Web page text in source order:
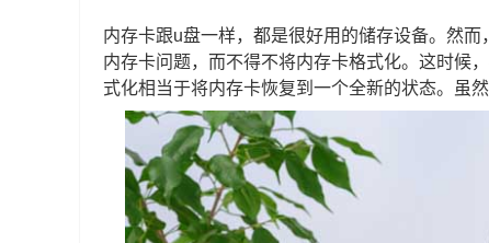
内存卡跟u盘一样，都是很好用的储存设备。然
内存卡问题，而不得不将内存卡格式化。这时候
式化相当于将内存卡恢复到一个全新的状态。虽